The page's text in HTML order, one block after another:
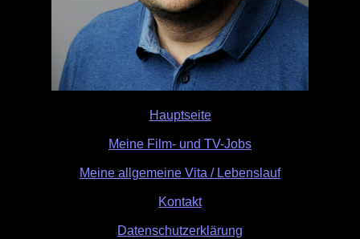
Hauptseite
Meine Film- und TV-Jobs
Meine allgemeine Vita / Lebenslauf
Kontakt
Datenschutzerklärung